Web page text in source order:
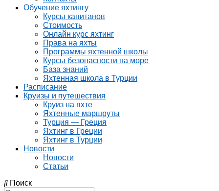
Обучение яхтингу
Курсы капитанов
Стоимость
Онлайн курс яхтинг
Права на яхты
Программы яхтенной школы
Курсы безопасности на море
База знаний
Яхтенная школа в Турции
Расписание
Круизы и путешествия
Круиз на яхте
Яхтенные маршруты
Турция — Греция
Яхтинг в Греции
Яхтинг в Турции
Новости
Новости
Статьи
Поиск